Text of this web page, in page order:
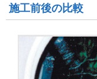
施工前後の比較